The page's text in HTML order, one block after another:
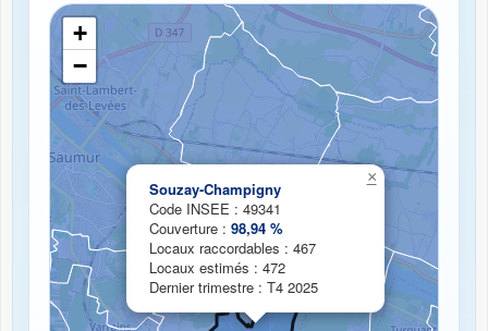
Chargement de la carte de couverture fibre...
Souzay-Champigny
Code INSEE : 49341
Couverture : 98,94 %
Locaux raccordables : 467
Locaux estimés : 472
Dernier trimestre : T4 2025
×
+
−